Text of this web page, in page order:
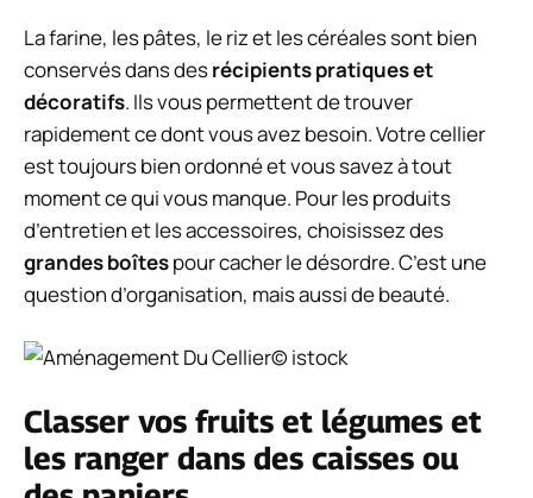
La farine, les pâtes, le riz et les céréales sont bien
conservés dans desrécipients pratiques et
décoratifs. Ils vous permettent de trouver
rapidement ce dont vous avez besoin. Votre cellier
est toujours bien ordonné et vous savez à tout
moment ce qui vous manque. Pour les produits
d’entretien et les accessoires, choisissez des
grandes boîtespour cacher le désordre. C’est une
question d’organisation, mais aussi de beauté.
© istock
Classer vos fruits et légumes et
les ranger dans des caisses ou